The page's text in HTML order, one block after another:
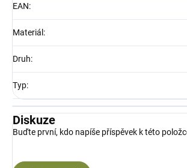
EAN:
Materiál :
Druh:
Typ:
Diskuze
Buďte první, kdo napíše příspěvek k této